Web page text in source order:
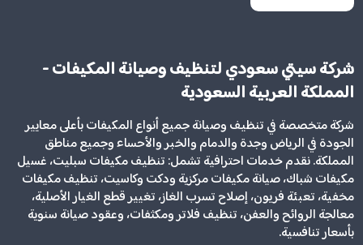
شركة سيتي سعودي لتنظيف وصيانة المكيفات -
المملكة العربية السعودية
شركة متخصصة في تنظيف وصيانة جميع أنواع المكيفات بأعلى معايير
الجودة في الرياض وجدة والدمام والخبر والأحساء وجميع مناطق
المملكة. نقدم خدمات احترافية تشمل: تنظيف مكيفات سبليت، غسيل
مكيفات شباك، صيانة مكيفات مركزية ودكت وكاسيت، تنظيف مكيفات
مخفية، تعبئة فريون، إصلاح تسرب الغاز، تغيير قطع الغيار الأصلية،
معالجة الروائح والعفن، تنظيف فلاتر ومكثفات، وعقود صيانة سنوية
بأسعار تنافسية.